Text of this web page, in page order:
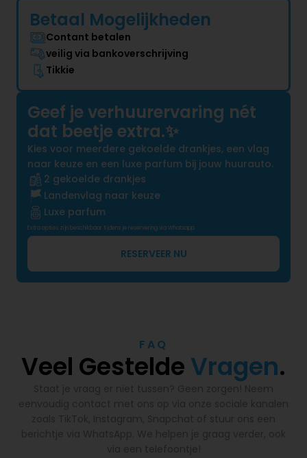
Betaal Mogelijkheden
Contant betalen
veilig via bankoverschrijving
Tikkie
Geef je verhuurervaring nét
dat beetje extra.✨
Kies voor meerdere gekoelde drankjes, een vlag
naar keuze en een luxe parfum bij jouw huurauto.
2 gekoelde drankjes
Landenvlag naar keuze
Luxe parfum
Extra opties zijn beschikbaar tijdens je reservering via Whatsapp
RESERVEER NU
FAQ
Veel Gestelde Vragen.